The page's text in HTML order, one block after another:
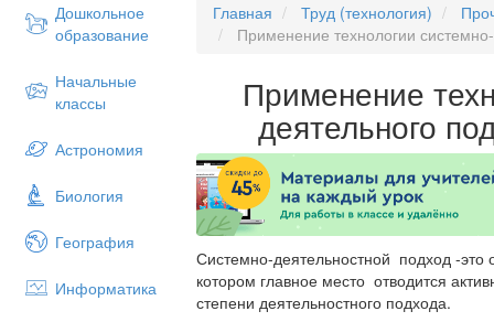
Дошкольное
образование
Начальные
классы
Астрономия
Биология
География
Информатика
Главная Труд (технология)
Применение технологии
Применение
деятельного
Системно-деятельностной подход -это
котором главное место отводится
степени деятельностного подхода.